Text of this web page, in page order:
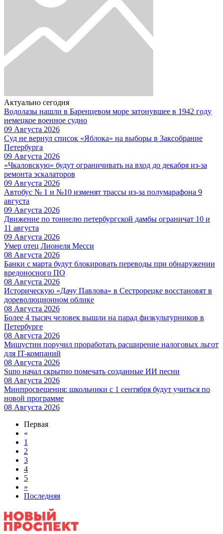
Актуально сегодня
Водолазы нашли в Баренцевом море затонувшее в 1942 году
немецкое военное судно
09 Августа 2026
Суд не вернул список «Яблока» на выборы в Заксобрание
Петербурга
09 Августа 2026
«Чкаловскую» будут ограничивать на вход до декабря из-за
ремонта эскалаторов
09 Августа 2026
Автобус № 1 и №10 изменят трассы из-за полумарафона 9
августа
09 Августа 2026
Движение по тоннелю петербургской дамбы ограничат 10 и
11 августа
09 Августа 2026
Умер отец Лионеля Месси
08 Августа 2026
Банки с марта будут блокировать переводы при обнаружении
вредоносного ПО
08 Августа 2026
Историческую «Дачу Павлова» в Сестрорецке восстановят в
дореволюционном облике
08 Августа 2026
Более 4 тысяч человек вышли на парад физкультурников в
Петербурге
08 Августа 2026
Мишустин поручил проработать расширение налоговых льгот
для IT-компаний
08 Августа 2026
Suno начал скрытно помечать созданные ИИ песни
08 Августа 2026
Минпросвещения: школьники с 1 сентября будут учиться по
новой программе
08 Августа 2026
Первая
«
1
2
3
4
5
»
Последняя